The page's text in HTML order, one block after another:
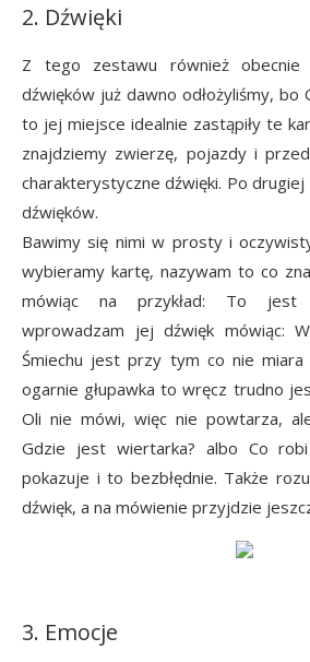
2. Dźwięki
Z tego zestawu również obecnie
dźwięków już dawno odłożyliśmy, bo
to jej miejsce idealnie zastąpiły te
znajdziemy zwierzę, pojazdy i
charakterystyczne dźwięki. Po
dźwięków.
Bawimy się nimi w prosty i
wybieramy kartę, nazywam to co
mówiąc na przykład: To jest
wprowadzam jej dźwięk mówiąc:
Śmiechu jest przy tym co nie
ogarnie głupawka to wręcz trudno
Oli nie mówi, więc nie powtarza,
Gdzie jest wiertarka? albo Co
pokazuje i to bezbłędnie. Także
dźwięk, a na mówienie przyjdzie
3. Emocje